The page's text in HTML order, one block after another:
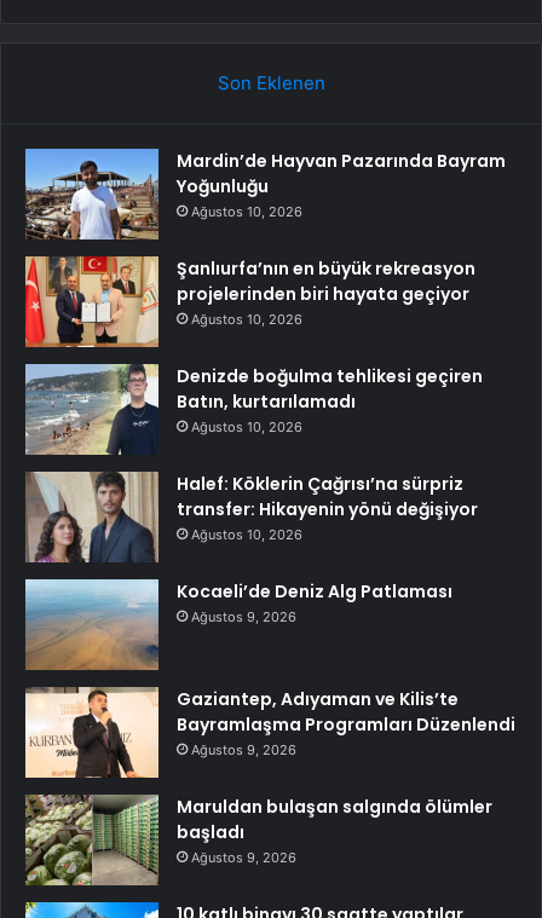
Son Eklenen
Mardin’de Hayvan Pazarında Bayram
Yoğunluğu
Ağustos 10, 2026
Şanlıurfa’nın en büyük rekreasyon
projelerinden biri hayata geçiyor
Ağustos 10, 2026
Denizde boğulma tehlikesi geçiren
Batın, kurtarılamadı
Ağustos 10, 2026
Halef: Köklerin Çağrısı’na sürpriz
transfer: Hikayenin yönü değişiyor
Ağustos 10, 2026
Kocaeli’de Deniz Alg Patlaması
Ağustos 9, 2026
Gaziantep, Adıyaman ve Kilis’te
Bayramlaşma Programları Düzenlendi
Ağustos 9, 2026
Maruldan bulaşan salgında ölümler
başladı
Ağustos 9, 2026